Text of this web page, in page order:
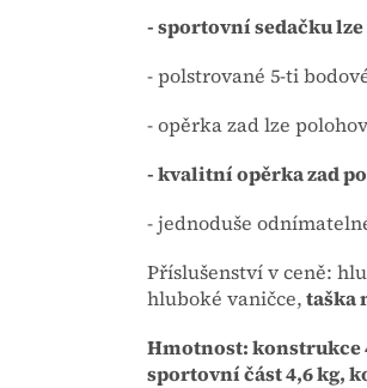
- sportovní sedačku
- polstrované 5-ti
- opěrka zad lze
- kvalitní opěrka zad
- jednoduše
Příslušenství v ceně:
hluboké vaničce,taška
Hmotnost: konstrukce
sportovní část 4,6 kg,